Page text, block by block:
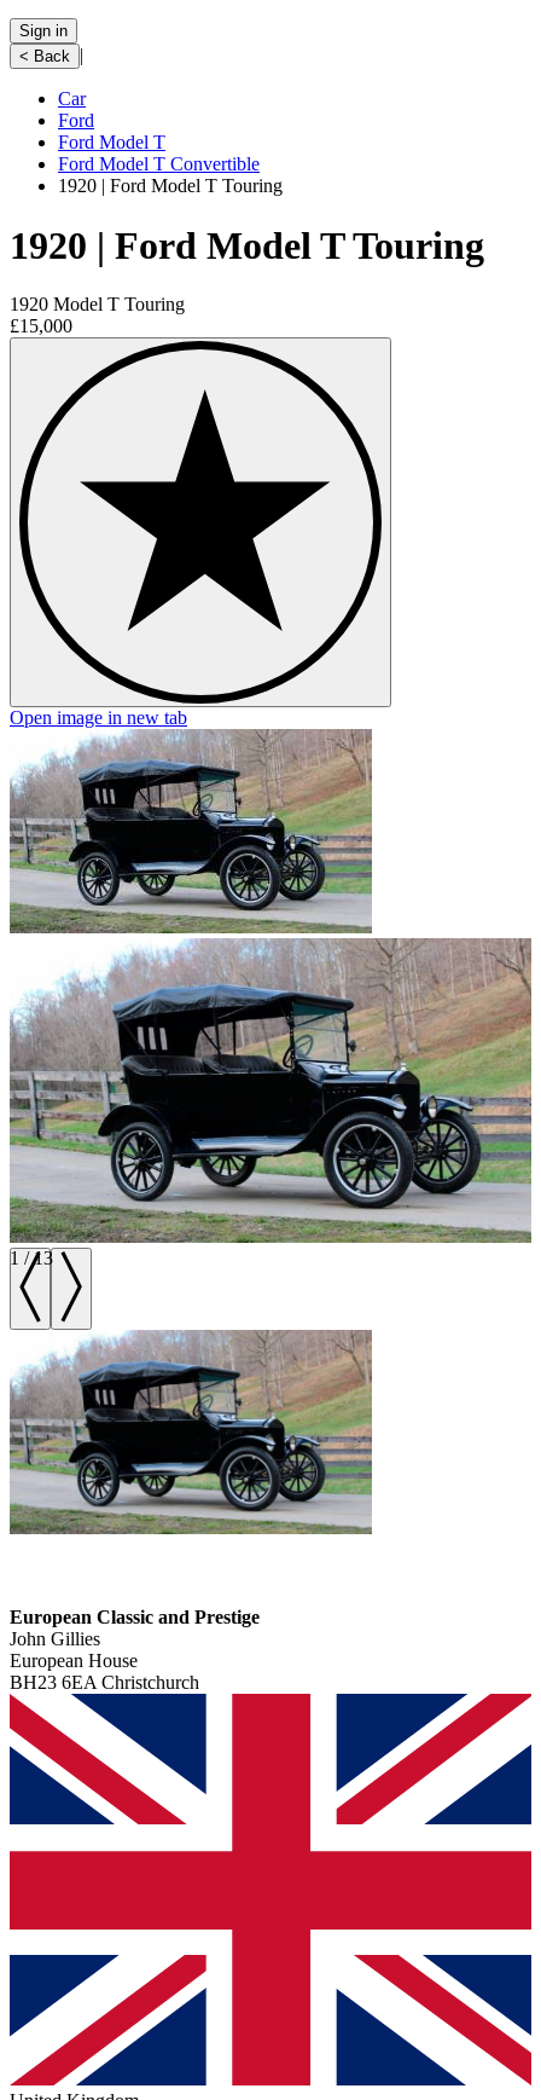
Sign in
< Back |
Car
Ford
Ford Model T
Ford Model T Convertible
1920 | Ford Model T Touring
1920 | Ford Model T Touring
1920 Model T Touring
£15,000
Open image in new tab
1 /13
European Classic and Prestige
John Gillies
European House
BH23 6EA Christchurch